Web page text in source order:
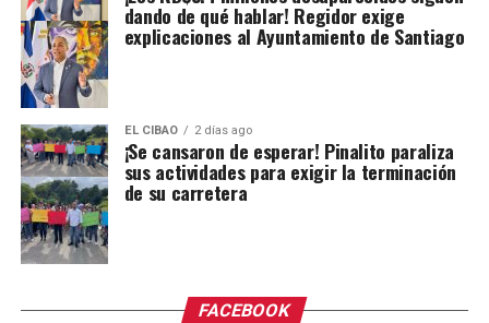
dando de qué hablar! Regidor exige
explicaciones al Ayuntamiento de Santiago
EL CIBAO 2 días ago
¡Se cansaron de esperar! Pinalito paraliza
sus actividades para exigir la terminación
de su carretera
FACEBOOK